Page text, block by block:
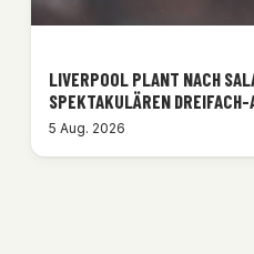
LIVERPOOL PLANT NACH
SPEKTAKULÄREN
5 Aug. 2026